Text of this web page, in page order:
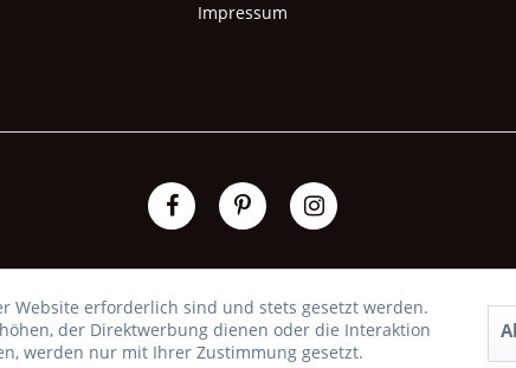
Impressum
Website erforderlich sind und stets gesetzt werden.
der Direktwerbung dienen oder die Interaktion
werden nur mit Ihrer Zustimmung gesetzt.